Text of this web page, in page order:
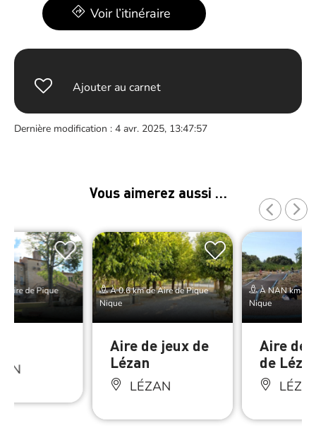
Voir l’itinéraire
Ajouter au carnet
Dernière modification : 4 avr. 2025, 13:47:57
Vous aimerez aussi …
Aire de Pique
À 0.6 km de Aire de Pique
Nique
Aire de jeux de
Lézan
LÉZAN
À NAN km de
Nique
Aire de
de